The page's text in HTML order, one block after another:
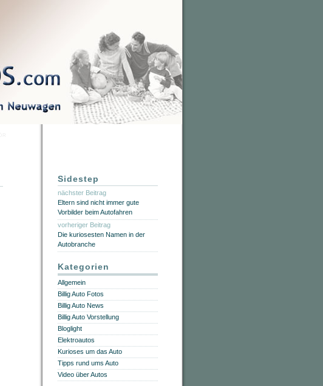
Sidestep
nächster Beitrag
Eltern sind nicht immer gute
Vorbilder beim Autofahren
vorheriger Beitrag
Die kuriosesten Namen in der
Autobranche
Kategorien
Allgemein
Billig Auto Fotos
Billig Auto News
Billig Auto Vorstellung
Bloglight
Elektroautos
Kurioses um das Auto
Tipps rund ums Auto
Video über Autos